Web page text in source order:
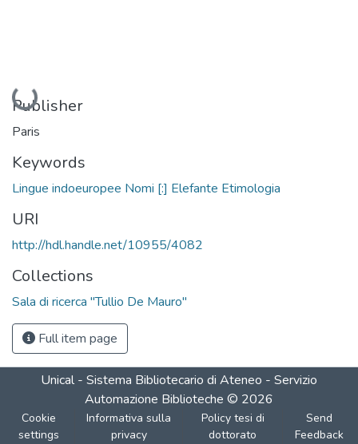
Loading...
Publisher
Paris
Keywords
Lingue indoeuropee Nomi [:] Elefante Etimologia
URI
http://hdl.handle.net/10955/4082
Collections
Sala di ricerca "Tullio De Mauro"
Full item page
Unical - Sistema Bibliotecario di Ateneo - Servizio
Automazione Biblioteche © 2026
Cookie
settings
Informativa sulla
privacy
Policy tesi di
dottorato
Send
Feedback